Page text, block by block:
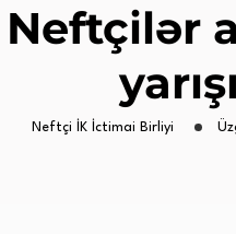
Neftçilər
Neftçi İK İctimai Birliyi